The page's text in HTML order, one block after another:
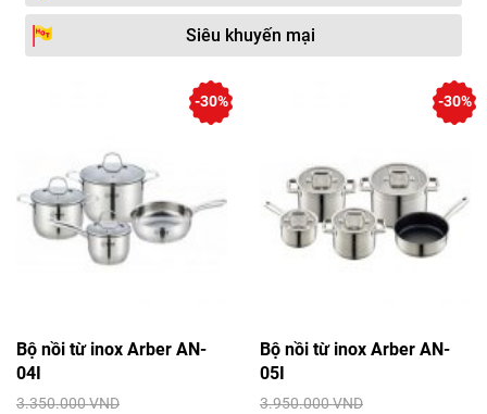
Siêu khuyến mại
Bộ nồi từ inox Arber AN-
04I
3.350.000 VND
-30%
Bộ nồi từ inox Arber AN-
05I
3.950.000 VND
-30%